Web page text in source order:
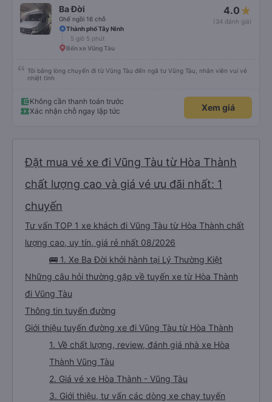
Ba Đời
Ghế ngồi 16 chỗ
4.0
(34 đánh giá)
Thành phố Tây Ninh
5 giờ 5 phút
Bến xe Vũng Tàu
Tôi bằng lòng chuyến đi từ Vũng Tàu đến ngã tư Vũng Tàu, nhân viên vui vẻ
nhiệt tình
Không cần thanh toán trước
Xác nhận chỗ ngay lập tức
Xem giá
Đặt mua vé xe đi Vũng Tàu từ Hòa Thành
chất lượng cao và giá vé ưu đãi nhất: 1
chuyến
Tư vấn TOP 1 xe khách đi Vũng Tàu từ Hòa Thành chất
lượng cao, uy tín, giá rẻ nhất 08/2026
🚌 1. Xe Ba Đời khởi hành tại Lý Thường Kiệt
Những câu hỏi thường gặp về tuyến xe từ Hòa Thành
đi Vũng Tàu
Thông tin tuyến đường
Giới thiệu tuyến đường xe đi Vũng Tàu từ Hòa Thành
1. Về chất lượng, review, đánh giá nhà xe Hòa
Thành Vũng Tàu
2. Giá vé xe Hòa Thành - Vũng Tàu
3. Giới thiệu, tư vấn các dòng xe chạy tuyến